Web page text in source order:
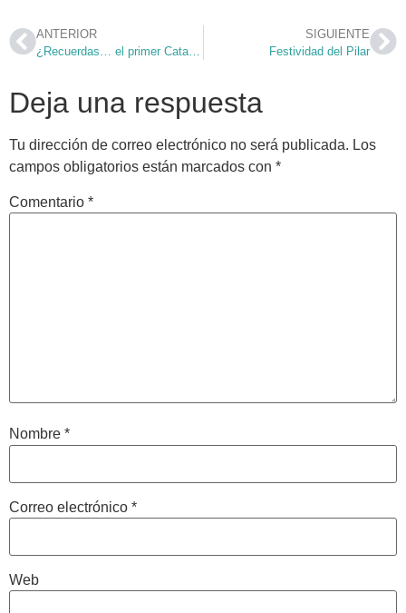
ANTERIOR
SIGUIENTE
Festividad del Pilar
Deja una respuesta
Tu dirección de correo electrónico no será publicada. Los
campos obligatorios están marcados con *
Comentario *
Nombre *
Correo electrónico *
Web